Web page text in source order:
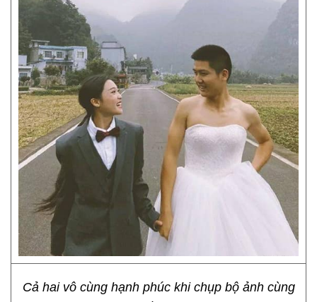
Cả hai vô cùng hạnh phúc khi chụp bộ ảnh cùng